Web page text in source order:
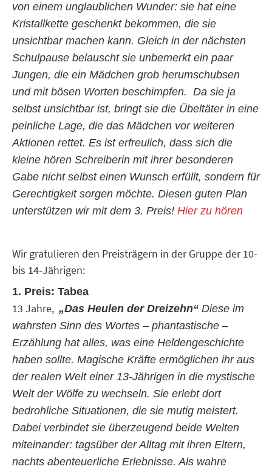
von einem unglaublichen Wunder: sie hat eine
Kristallkette geschenkt bekommen, die sie
unsichtbar machen kann. Gleich in der nächsten
Schulpause belauscht sie unbemerkt ein paar
Jungen, die ein Mädchen grob herumschubsen
und mit bösen Worten beschimpfen. Da sie ja
selbst unsichtbar ist, bringt sie die Übeltäter in eine
peinliche Lage, die das Mädchen vor weiteren
Aktionen rettet. Es ist erfreulich, dass sich die
kleine hören Schreiberin mit ihrer besonderen
Gabe nicht selbst einen Wunsch erfüllt, sondern für
Gerechtigkeit sorgen möchte. Diesen guten Plan
unterstützen wir mit dem 3. Preis! Hier zu hören
Wir gratulieren den Preisträgern in der Gruppe der 10-
bis 14-Jährigen:
1. Preis: Tabea
13 Jahre, „Das Heulen der Dreizehn“ Diese im
wahrsten Sinn des Wortes – phantastische –
Erzählung hat alles, was eine Heldengeschichte
haben sollte. Magische Kräfte ermöglichen ihr aus
der realen Welt einer 13-Jährigen in die mystische
Welt der Wölfe zu wechseln. Sie erlebt dort
bedrohliche Situationen, die sie mutig meistert.
Dabei verbindet sie überzeugend beide Welten
miteinander: tagsüber der Alltag mit ihren Eltern,
nachts abenteuerliche Erlebnisse. Als wahre